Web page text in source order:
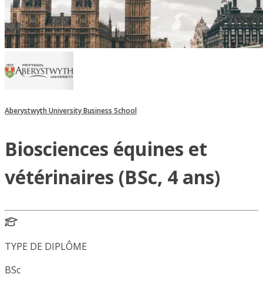
Aberystwyth University Business School
Biosciences équines et
vétérinaires (BSc, 4 ans)
TYPE DE DIPLÔME
BSc